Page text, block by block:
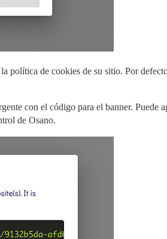
política de cookies de su sitio. Por
con el código para el banner. Puede
de Osano.